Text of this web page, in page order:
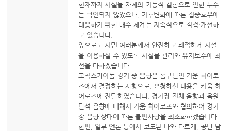
현재까지 시설물 자체의 기능적 결함으로 인한 누수
는 확인되지 않았으나, 기후변화에 따른 집중호우에
대응하기 위한 배수 체계는 지속적으로 점검·개선하
고 있습니다.
앞으로도 시민 여러분께서 안전하고 쾌적하게 시설
을 이용하실 수 있도록 시설물 관리와 유지보수에 최
선을 다하겠습니다.
고척스카이돔 경기 중 음향은 홈구단인 키움 히어로
즈에서 결정하는 사항으로, 요청하신 내용을 키움 히
어로즈에 전달하였습니다. 경기장 전체 음향과 음원
단석 음향에 대해서 키움 히어로즈와 협의하여 경기
장 음향 상태에 따른 불편사항을 최소화하겠습니다.
한편, 일부 언론 등에서 보도된 바와 다르게, 공단 담